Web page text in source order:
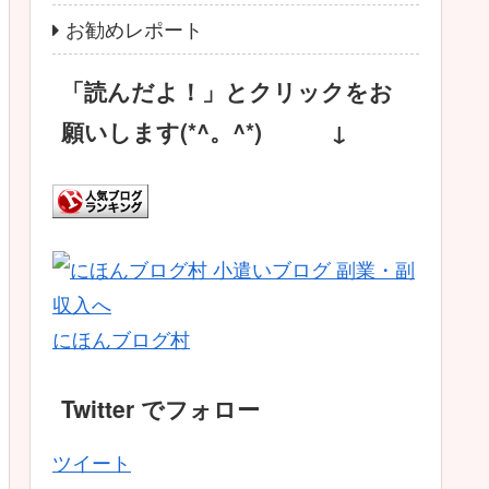
お勧めレポート
「読んだよ！」とクリックをお
願いします(*^。^*) ↓
にほんブログ村
Twitter でフォロー
ツイート